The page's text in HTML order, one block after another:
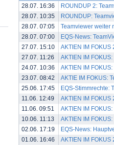
28.07. 16:36
ROUNDUP 2:
28.07. 10:35
ROUNDUP:
28.07. 07:05
Teamviewer weiter
28.07. 07:00
EQS-News:
27.07. 15:10
AKTIEN IM
27.07. 11:26
AKTIEN IM
24.07. 10:36
AKTIEN IM
23.07. 08:42
AKTIE IM FOKUS:
25.06. 17:45
EQS-Stimmrechte:
11.06. 12:49
AKTIEN IM FOKUS
11.06. 09:51
AKTIEN IM
10.06. 11:13
AKTIEN IM
02.06. 17:19
EQS-News:
01.06. 16:46
AKTIEN IM